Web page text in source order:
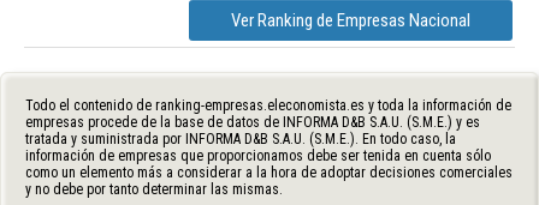
Ver Ranking de Empresas Nacional
Todo el contenido de ranking-empresas.eleconomista.es y toda la información de
empresas procede de la base de datos de INFORMA D&B S.A.U. (S.M.E.) y es
tratada y suministrada por INFORMA D&B S.A.U. (S.M.E.). En todo caso, la
información de empresas que proporcionamos debe ser tenida en cuenta sólo
como un elemento más a considerar a la hora de adoptar decisiones comerciales
y no debe por tanto determinar las mismas.